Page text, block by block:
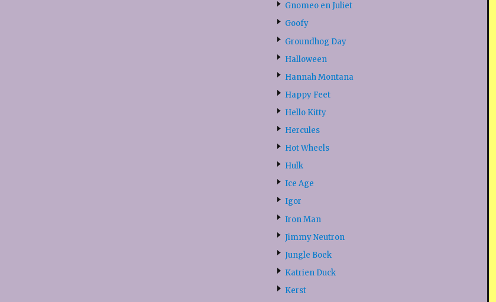
Gnomeo en Juliet
Goofy
Groundhog Day
Halloween
Hannah Montana
Happy Feet
Hello Kitty
Hercules
Hot Wheels
Hulk
Ice Age
Igor
Iron Man
Jimmy Neutron
Jungle Boek
Katrien Duck
Kerst